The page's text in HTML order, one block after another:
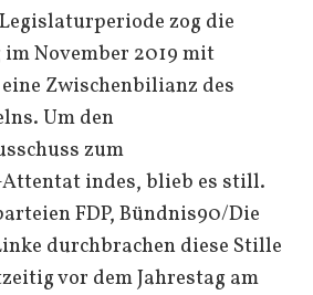
zog die
November 2019 mit
Zwischenbilianz des
Um den
zum
indes, blieb es still.
FDP, Bündnis90/Die
durchbrachen diese Stille
vor dem Jahrestag am